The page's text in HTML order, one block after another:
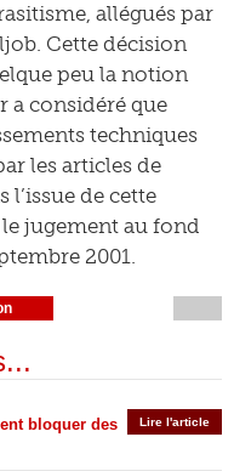
allégués par
Cette décision
peu la notion
a considéré que
techniques
les articles de
l’issue de cette
jugement au fond
2001.
Lire l'article
bloquer des